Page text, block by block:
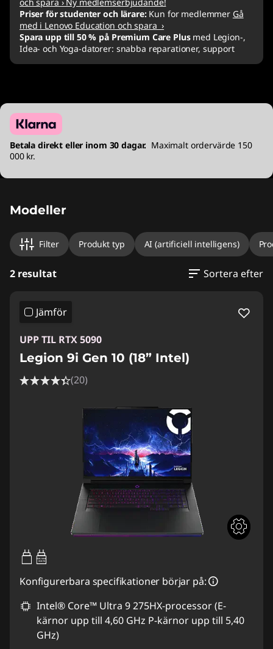
Priser för studenter och lärare: Kun for medlemmer Gå
med i Lenovo Education och spara ›
Spara upp till 50 % på Premium Care Plusmed Legion-,
Idea- och Yoga-datorer: snabba reparationer, support
Betala direkt eller inom 30 dagar. Maximalt ordervärde 150
000 kr.
Modeller
Filter Produkt typ AI (artificiell intelligens)
2 resultat Sortera efter
Jämför
UPP TIL RTX 5090
Legion 9i Gen 10 (18” Intel)
(20)
95W-100W
USB PD
Konfigurerbara specifikationer börjar på:
Intel® Core™ Ultra 9 275HX-processor (E-
kärnor upp till 4,60 GHz P-kärnor upp till 5,40
GHz)